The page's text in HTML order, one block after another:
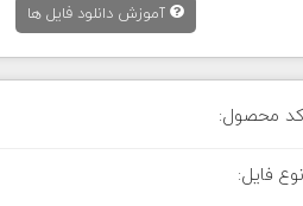
آموزش دانلود فایل ها
کد محصول:
نوع فایل: